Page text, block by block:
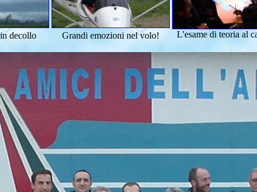
decollo Grandi emozioni nel volo! L'esame di teoria al